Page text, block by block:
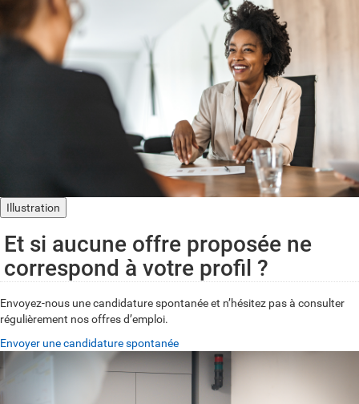
Illustration
Et si aucune offre proposée ne
correspond à votre profil ?
Envoyez-nous une candidature spontanée et n’hésitez pas à consulter
régulièrement nos offres d’emploi.
Envoyer une candidature spontanée